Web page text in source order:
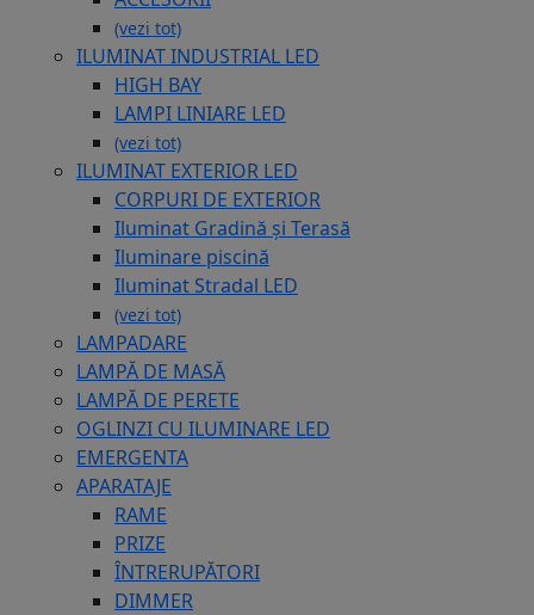
(vezi tot)
ILUMINAT INDUSTRIAL LED
HIGH BAY
LAMPI LINIARE LED
(vezi tot)
ILUMINAT EXTERIOR LED
CORPURI DE EXTERIOR
Iluminat Gradină și Terasă
Iluminare piscină
Iluminat Stradal LED
(vezi tot)
LAMPADARE
LAMPĂ DE MASĂ
LAMPĂ DE PERETE
OGLINZI CU ILUMINARE LED
EMERGENTA
APARATAJE
RAME
PRIZE
ÎNTRERUPĂTORI
DIMMER